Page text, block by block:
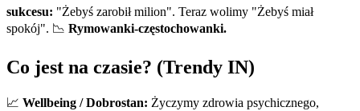
sukcesu: "Żebyś zarobił milion". Teraz wolimy "Żebyś miał
spokój". 📉 Rymowanki-częstochowanki.
Co jest na czasie? (Trendy IN)
📈 Wellbeing / Dobrostan: Życzymy zdrowia psychicznego,